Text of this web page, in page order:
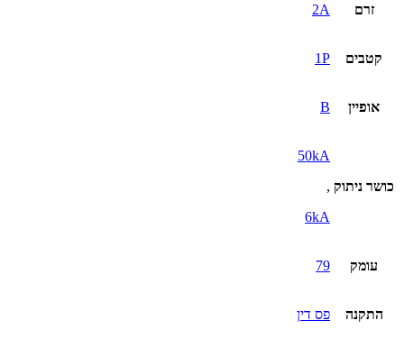
זרם 2A
קטבים 1P
אופיין B
כושר ניתוק
50kA
,
6kA
עומק 79
התקנה פס דין